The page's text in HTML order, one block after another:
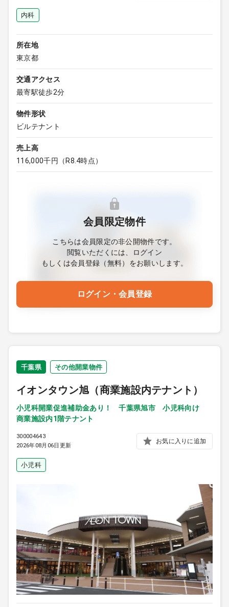
内科
所在地
東京都
交通アクセス
最寄駅徒歩2分
物件形状
ビルテナント
売上高
116,000千円（R8.4時点）
会員限定物件
こちらは会員限定の非公開物件です。
閲覧いただくには、ログイン
もしくは会員登録（無料）をお願いします。
ログイン・会員登録
千葉県 その他開業物件
イオンタウン旭（商業施設内テナント）
小児科開業促進補助金あり！ 千葉県旭市 小児科向け
商業施設内1階テナント
300004643
2026年08月06日更新
お気に入りに追加
小児科